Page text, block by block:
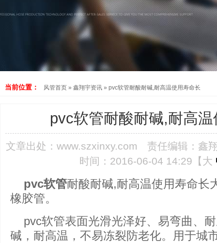
当前位置： 风管首页 » 鑫翔宇资讯 » pvc软管耐酸耐碱,耐高温使用寿命长
pvc软管耐酸耐碱,耐高
文章出处： www.szxinxy.com
责任编辑：鑫
时间：2016-06-04 14:29【 大
pvc软管耐酸耐碱,耐高温使用寿命长
橡胶管。
pvc软管表面光滑光泽好、易弯曲、
碱，耐高温，不易冻裂防老化。用于城